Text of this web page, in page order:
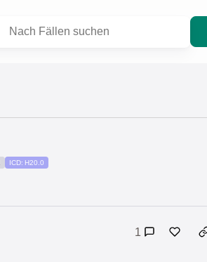
ICD: H20.0
1